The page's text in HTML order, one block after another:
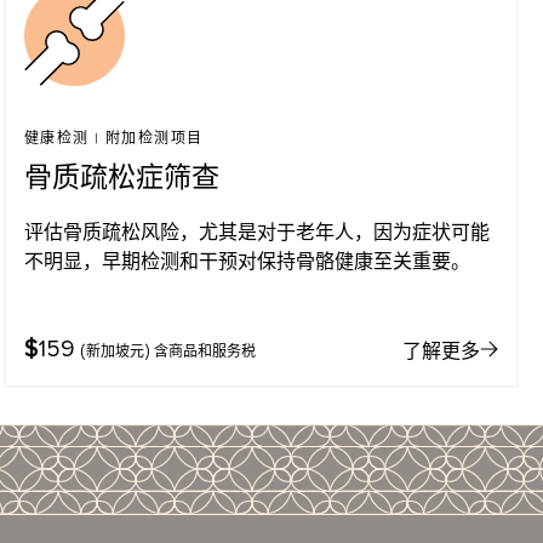
健康检测 | 附加检测项目
骨质疏松症筛查
评估骨质疏松风险，尤其是对于老年人，因为症状可能
不明显，早期检测和干预对保持骨骼健康至关重要。
$159 (新加坡元) 含商品和服务税 了解更多